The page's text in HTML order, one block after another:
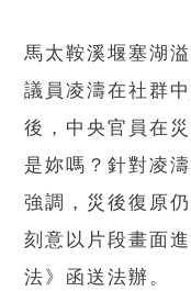
馬太鞍溪堰塞湖
議員凌濤在社群
後，中央官員在
是妳嗎？針對凌
強調，災後復原
刻意以片段畫面
法》函送法辦。